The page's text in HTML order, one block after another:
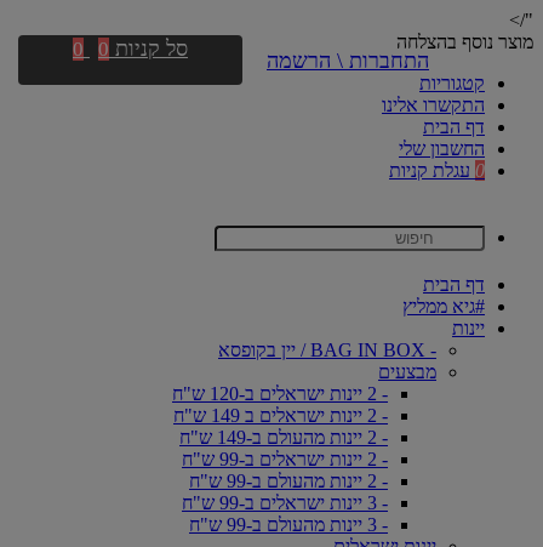
"/>
מוצר נוסף בהצלחה
קטגוריות
התקשרו אלינו
דף הבית
החשבון שלי
0 עגלת קניות
דף הבית
#גיא ממליץ
יינות
- BAG IN BOX / יין בקופסא
מבצעים
- 2 יינות ישראלים ב-120 ש"ח
- 2 יינות ישראלים ב 149 ש"ח
- 2 יינות מהעולם ב-149 ש"ח
- 2 יינות ישראלים ב-99 ש"ח
- 2 יינות מהעולם ב-99 ש"ח
- 3 יינות ישראלים ב-99 ש"ח
- 3 יינות מהעולם ב-99 ש"ח
התחברות \ הרשמה סל קניות 0
0